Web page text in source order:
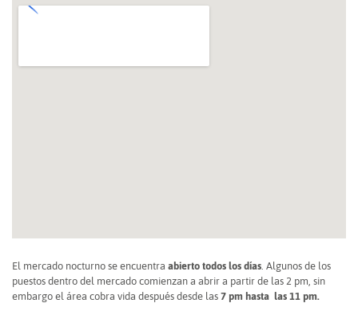
El mercado nocturno se encuentra abierto todos los días . Algunos de los
puestos dentro del mercado comienzan a abrir a partir de las 2 pm, sin
embargo el área cobra vida después desde las 7 pm hasta las 11 pm.